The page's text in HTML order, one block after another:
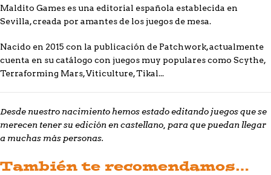
Maldito Games es una editorial española establecida en
Sevilla, creada por amantes de los juegos de mesa.
Nacido en 2015 con la publicación de Patchwork, actualmente
cuenta en su catálogo con juegos muy populares como Scythe,
Terraforming Mars, Viticulture, Tikal...
Desde nuestro nacimiento hemos estado editando juegos que se
merecen tener su edición en castellano, para que puedan llegar
a muchas más personas.
También te recomendamos…